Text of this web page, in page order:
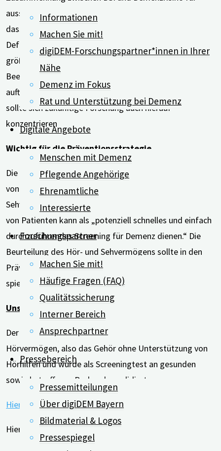
Informationen
Machen Sie mit!
digiDEM-Forschungspartner*innen in Ihrer
Nähe
Demenz im Fokus
Rat und Unterstützung bei Demenz
Digitale Angebote
Menschen mit Demenz
Pflegende Angehörige
Ehrenamtliche
Interessierte
Forschungspartner
Machen Sie mit!
Häufige Fragen (FAQ)
Qualitätssicherung
Interner Bereich
Ansprechpartner
Pressebereich
Pressemitteilungen
Über digiDEM Bayern
Bildmaterial & Logos
Pressespiegel
aussagekräftig. Frühere Studien haben bereits gezeigt,
dass mehrere gleichzeitig auftretende sensorische
Defizite – einschließlich Sehen, Hören und Riechen – in
größerem Maße in Verbindung mit kognitiven
Beeinträchtigungen stehen gegenüber einzeln
auftretenden Problemen. Nach Meinung der Autor*innen
sollte sich zukünftige Forschung auch hierauf
konzentrieren
Wichtig für die Präventionsstrategie
Die Ergebnisse könnten auch für die Primärversorgung
von Bedeutung sein. Denn die Bewertung des Hör- und
Sehvermögens anhand der selbstberichteten Messungen
von Patienten kann als „potenziell schnelles und einfach
durchzuführendes Screening für Demenz dienen.“ Die
Beurteilung des Hör- und Sehvermögens sollte in den
Präventionsstrategien für Demenz eine wichtige Rolle
spielen, raten die Autor*innen.
Unser Tipp:
Der digiDEM-Hörtest untersucht das unversorgte
Hörvermögen, also das Gehör ohne Unterstützung von
Hörhilfen und wurde als Screeningtest an gesunden
sowie betroffenen Probanden validiert.
Hier geht’s zum digiDEM Bayern-Hörtest.
Hier geht’s zur Studie: